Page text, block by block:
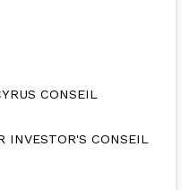
CONSEIL
INVESTOR'S CONSEIL